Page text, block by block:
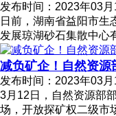
发布时间：2023年03
日前，湖南省益阳市
发展琼湖砂石集散中心
减负矿企！自然资
发布时间：2023年03
3月12日，自然资源部
场，开放探矿权二级市